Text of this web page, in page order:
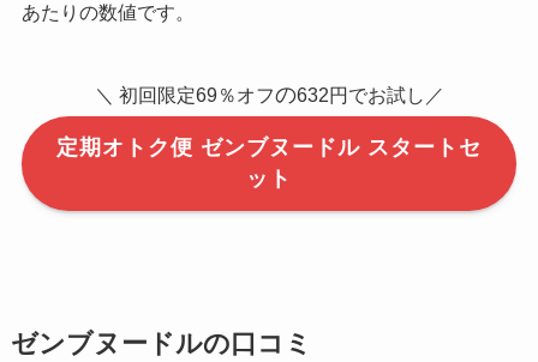
あたりの数値です。
＼ 初回限定69％オフの632円でお試し／
定期オトク便 ゼンブヌードル スタートセ
ット
ゼンブヌードルの口コミ